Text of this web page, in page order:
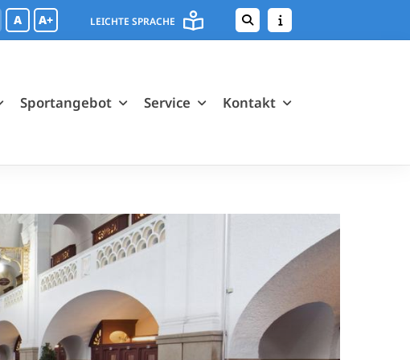
A A+ LEICHTE SPRACHE
Sportangebot Service Kontakt